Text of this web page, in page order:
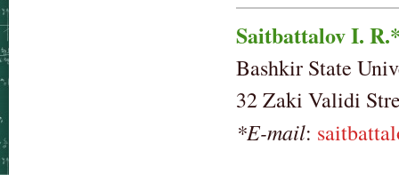
Saitbattalov I.
Bashkir State
32 Zaki Validi
*E-mail: